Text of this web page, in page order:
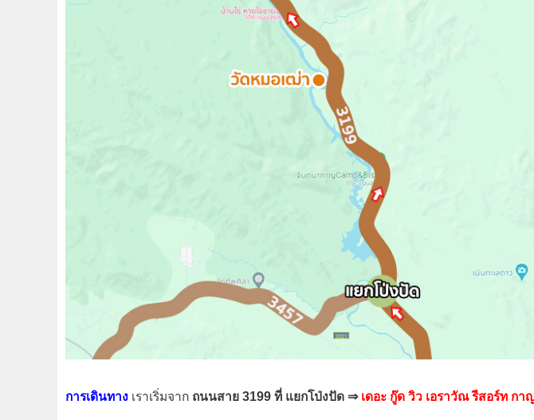
การเดินทาง เราเริ่มจาก ถนนสาย 3199 ที่ แยกโป่งปัด ⇒ เดอะ กู๊ด วิว เอราวัณ รีสอร์ท กา